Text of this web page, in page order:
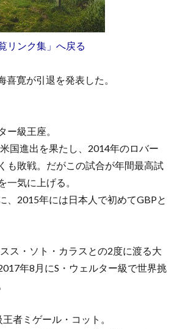
せ
リンク集」へ戻る
喜寛が引退を発表した。
ー級王座。
国進出を果たし、2014年のロバー
も敗戦。だがこの試合が年間最高試
一気に上げる。
、2015年には日本人で初めてGBPと
ス・ソト・カラスとの2度に渡る大
年8月にS・ウェルター級で世界挑
者ミゲール・コット。